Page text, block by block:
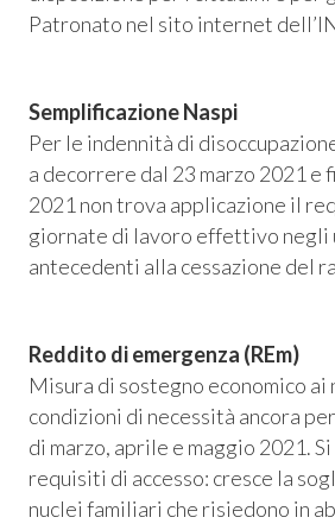
Patronato nel sito internet
Semplificazione Naspi
Per le indennità di
a decorrere dal 23 marzo 2021 e
2021 non trova applicazione il
giornate di lavoro effettivo negli
antecedenti alla cessazione del
Reddito di emergenza (REm)
Misura di sostegno economico
condizioni di necessità ancora
di marzo, aprile e maggio 2021.
requisiti di accesso: cresce la
nuclei familiari che risiedono in